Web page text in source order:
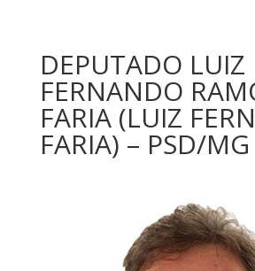
DEPUTADO LUIZ
FERNANDO
FARIA (LUIZ
FARIA) – PSD/MG